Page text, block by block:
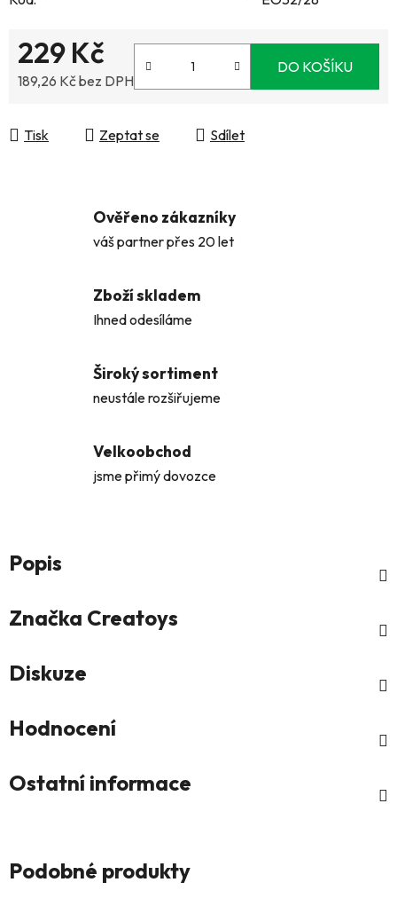
229 Kč
189,26 Kč bez DPH
DO KOŠÍKU
Tisk Zeptat se Sdílet
Ověřeno zákazníky
váš partner přes 20 let
Zboží skladem
Ihned odesíláme
Široký sortiment
neustále rozšiřujeme
Velkoobchod
jsme přimý dovozce
Popis
Značka Creatoys
Diskuze
Hodnocení
Ostatní informace
Podobné produkty